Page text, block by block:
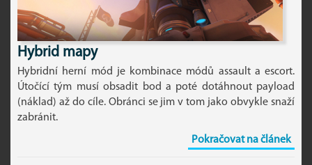
Hybrid mapy
Hybridní herní mód je kombinace módů assault a escort.
Útočící tým musí obsadit bod a poté dotáhnout payload
(náklad) až do cíle. Obránci se jim v tom jako obvykle snaží
zabránit.
Pokračovat na článek